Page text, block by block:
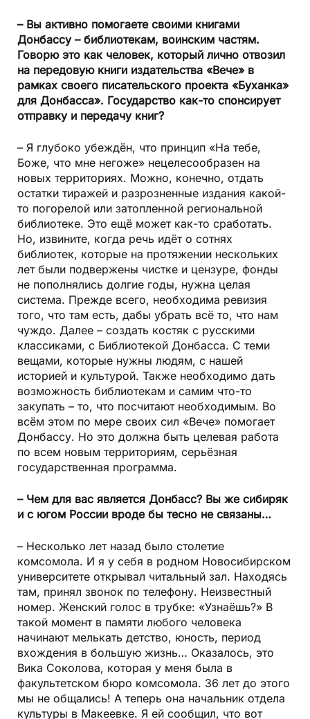
– Вы активно помогаете своими книгами
Донбассу – библиотекам, воинским частям.
Говорю это как человек, который лично отвозил
на передовую книги издательства «Вече» в
рамках своего писательского проекта «Буханка»
для Донбасса». Государство как-то спонсирует
отправку и передачу книг?
– Я глубоко убеждён, что принцип «На тебе,
Боже, что мне негоже» нецелесообразен на
новых территориях. Можно, конечно, отдать
остатки тиражей и разрозненные издания какой-
то погорелой или затопленной региональной
библиотеке. Это ещё может как-то сработать.
Но, извините, когда речь идёт о сотнях
библиотек, которые на протяжении нескольких
лет были подвержены чистке и цензуре, фонды
не пополнялись долгие годы, нужна целая
система. Прежде всего, необходима ревизия
того, что там есть, дабы убрать всё то, что нам
чуждо. Далее – создать костяк с русскими
классиками, с Библиотекой Донбасса. С теми
вещами, которые нужны людям, с нашей
историей и культурой. Также необходимо дать
возможность библиотекам и самим что-то
закупать – то, что посчитают необходимым. Во
всём этом по мере своих сил «Вече» помогает
Донбассу. Но это должна быть целевая работа
по всем новым территориям, серьёзная
государственная программа.
– Чем для вас является Донбасс? Вы же сибиряк
и с югом России вроде бы тесно не связаны…
– Несколько лет назад было столетие
комсомола. И я у себя в родном Новосибирском
университете открывал читальный зал. Находясь
там, принял звонок по телефону. Неизвестный
номер. Женский голос в трубке: «Узнаёшь?» В
такой момент в памяти любого человека
начинают мелькать детство, юность, период
вхождения в большую жизнь… Оказалось, это
Вика Соколова, которая у меня была в
факультетском бюро комсомола. 36 лет до этого
мы не общались! А теперь она начальник отдела
культуры в Макеевке. Я ей сообщил, что вот